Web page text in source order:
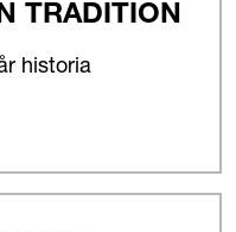
TRADITION
historia